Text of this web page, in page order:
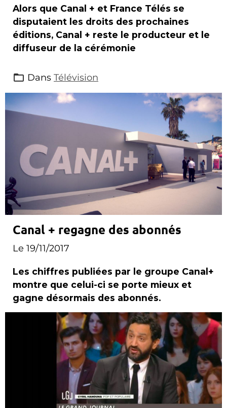
Alors que Canal + et France Télés se
disputaient les droits des prochaines
éditions, Canal + reste le producteur et le
diffuseur de la cérémonie
Dans Télévision
Canal + regagne des abonnés
Le 19/11/2017
Les chiffres publiées par le groupe Canal+
montre que celui-ci se porte mieux et
gagne désormais des abonnés.